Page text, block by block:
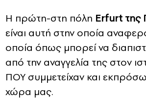
Η πρώτη-στη πόλη Erfurt της
είναι αυτή στην οποία
οποία όπως μπορεί να
από την αναγγελία της στον
ΠΟΥ συμμετείχαν και
χώρα μας.